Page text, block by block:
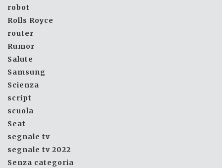
robot
Rolls Royce
router
Rumor
Salute
Samsung
Scienza
script
scuola
Seat
segnale tv
segnale tv 2022
Senza categoria